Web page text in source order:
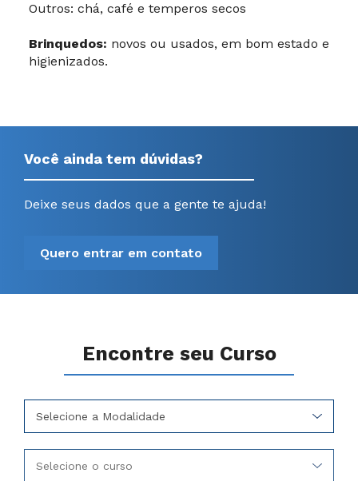
Outros: chá, café e temperos secos
Brinquedos: novos ou usados, em bom estado e
higienizados.
Você ainda tem dúvidas?
Deixe seus dados que a gente te ajuda!
Quero entrar em contato
Encontre seu Curso
Selecione a Modalidade
Selecione o curso